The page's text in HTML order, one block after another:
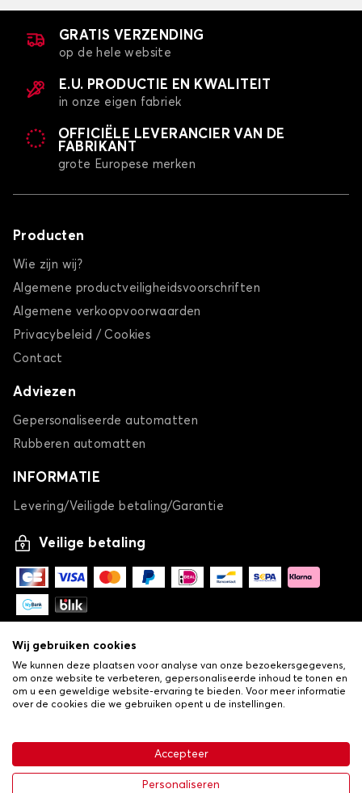
€ 26,24
GRATIS VERZENDING
op de hele website
E.U. PRODUCTIE EN KWALITEIT
in onze eigen fabriek
OFFICIËLE LEVERANCIER VAN DE
FABRIKANT
grote Europese merken
Producten
Wie zijn wij?
Algemene productveiligheidsvoorschriften
Algemene verkoopvoorwaarden
Privacybeleid / Cookies
Contact
Adviezen
Gepersonaliseerde automatten
Rubberen automatten
INFORMATIE
Levering/Veiligde betaling/Garantie
Veilige betaling
Algemene verkoopvoorwaarden•Privacy- en cookiebeleid
•Livraison
Wij gebruiken cookies
We kunnen deze plaatsen voor analyse van onze bezoekersgegevens,
om onze website te verbeteren, gepersonaliseerde inhoud te tonen en
om u een geweldige website-ervaring te bieden. Voor meer informatie
over de cookies die we gebruiken opent u de instellingen.
Accepteer
Personaliseren